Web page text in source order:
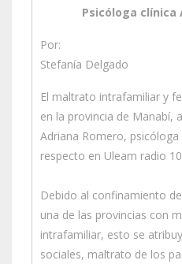
Psicóloga clínica
Por:
Stefanía Delgado
El maltrato intrafamiliar y
en la provincia de Manabí,
Adriana Romero,
respecto en Uleam radio
Debido al confinamiento
una de las provincias con
intrafamiliar, esto se
sociales, maltrato de los